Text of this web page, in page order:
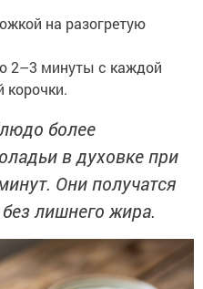
на разогретую
2–3 минуты с каждой
корочки.
более
в духовке при
Они получатся
лишнего жира.